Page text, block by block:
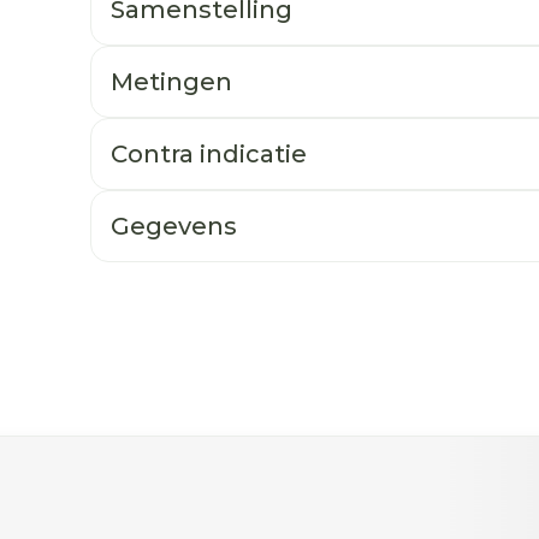
Samenstelling
Metingen
Contra indicatie
Gegevens